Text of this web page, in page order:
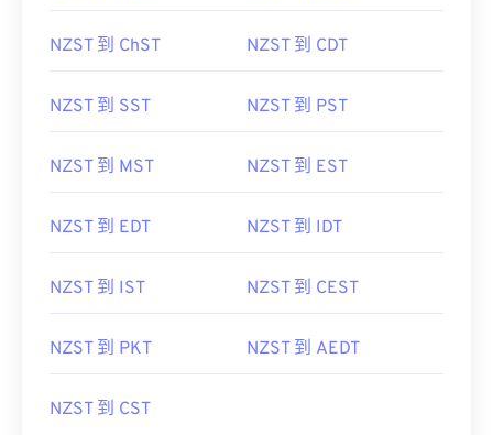
NZST 到 ChST NZST 到 CDT
NZST 到 SST NZST 到 PST
NZST 到 MST NZST 到 EST
NZST 到 EDT NZST 到 IDT
NZST 到 IST NZST 到 CEST
NZST 到 PKT NZST 到 AEDT
NZST 到 CST